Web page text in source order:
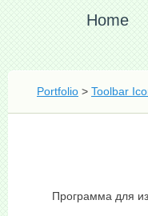
Home
Portfolio > Toolbar
Программа для